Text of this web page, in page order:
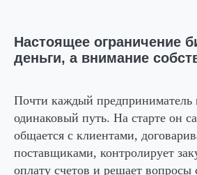
Настоящее ограничение
деньги, а внимание
Почти каждый предприниматель
одинаковый путь. На старте он
общается с клиентами,
поставщиками, контролирует
оплату счетов и решает вопросы